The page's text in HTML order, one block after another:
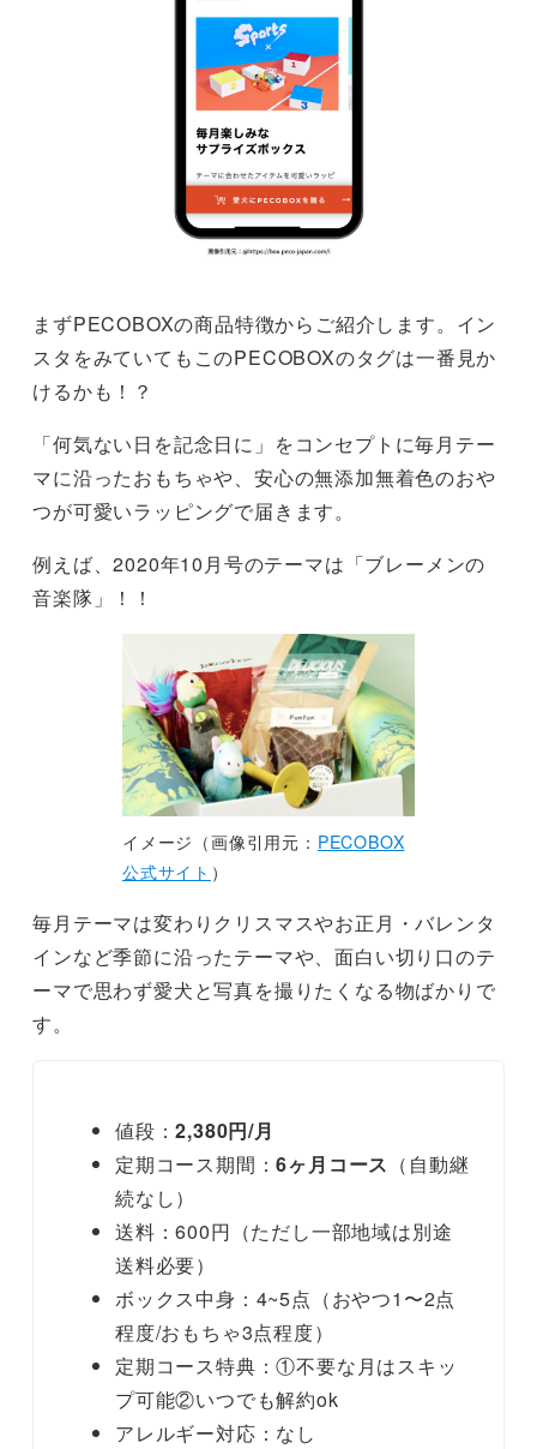
まずPECOBOXの商品特徴からご紹介します。イン
スタをみていてもこのPECOBOXのタグは一番見か
けるかも！？
「何気ない日を記念日に」をコンセプトに毎月テー
マに沿ったおもちゃや、安心の無添加無着色のおや
つが可愛いラッピングで届きます。
例えば、2020年10月号のテーマは「ブレーメンの
音楽隊」！！
イメージ（画像引用元： PECOBOX
公式サイト ）
毎月テーマは変わりクリスマスやお正月・バレンタ
インなど季節に沿ったテーマや、面白い切り口のテ
ーマで思わず愛犬と写真を撮りたくなる物ばかりで
す。
値段：2,380円/月
定期コース期間：6ヶ月コース （自動継
続なし）
送料：600円（ただし一部地域は別途
送料必要）
ボックス中身：4~5点（おやつ1〜2点
程度/おもちゃ3点程度）
定期コース特典：①不要な月はスキッ
プ可能②いつでも解約ok
アレルギー対応：なし